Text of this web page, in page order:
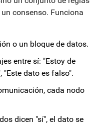
consenso. Funciona
o un bloque de datos.
entre sí: "Estoy de
"Este dato es falso".
cada nodo
dicen "sí", el dato se